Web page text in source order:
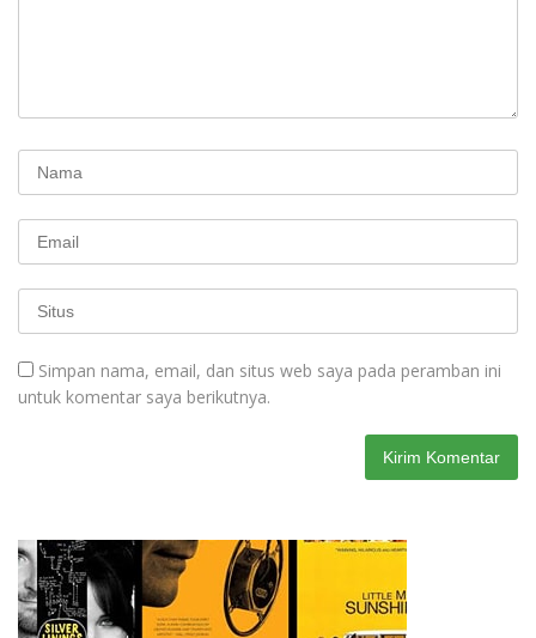
Simpan nama, email, dan situs web saya pada peramban ini
untuk komentar saya berikutnya.